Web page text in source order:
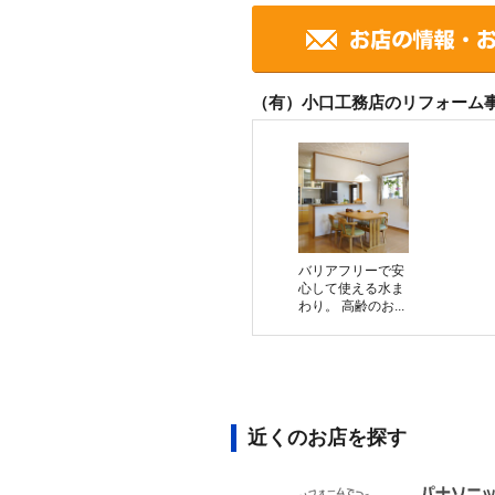
（有）小口工務店のリフォーム
バリアフリーで安
心して使える水ま
わり。 高齢のお...
近くのお店を探す